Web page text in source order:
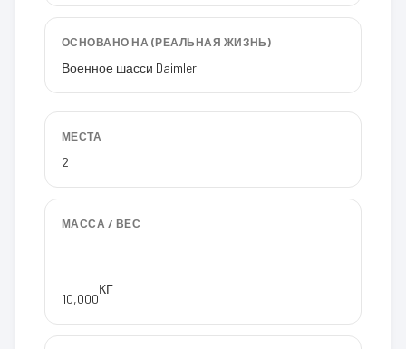
ОСНОВАНО НА (РЕАЛЬНАЯ ЖИЗНЬ)
Военное шасси Daimler
МЕСТА
2
МАССА / ВЕС
10,000
КГ